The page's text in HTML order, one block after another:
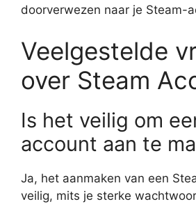
doorverwezen naar je Steam-
Veelgestelde
over Steam
Is het veilig om
account aan te
Ja, het aanmaken van een
veilig, mits je sterke